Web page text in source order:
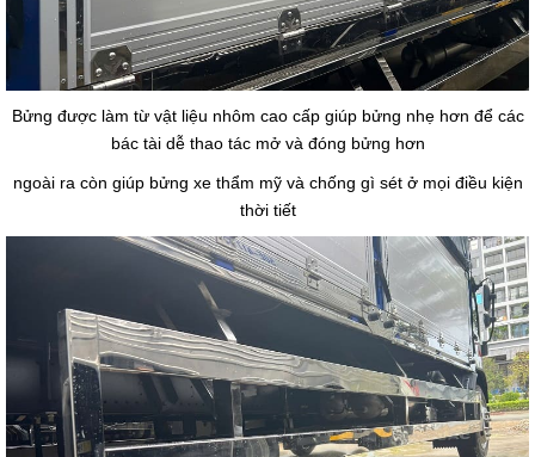
Bửng được làm từ vật liệu nhôm cao cấp giúp bửng nhẹ hơn để các
bác tài dễ thao tác mở và đóng bửng hơn
ngoài ra còn giúp bửng xe thẩm mỹ và chống gì sét ở mọi điều kiện
thời tiết